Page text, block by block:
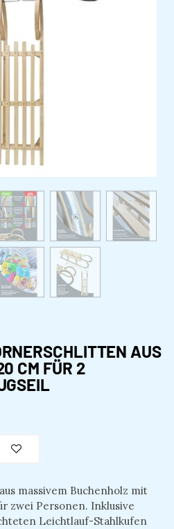
AUS
CM FÜR 2
massivem Buchenholz mit
zwei Personen. Inklusive
Leichtlauf-Stahlkufen